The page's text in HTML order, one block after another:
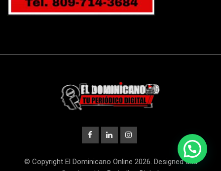
© Copyright El Dominicano Online 2026. Designed and